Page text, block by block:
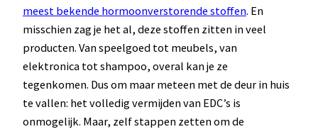
meest bekende hormoonverstorende stoffen. En
misschien zag je het al, deze stoffen zitten in veel
producten. Van speelgoed tot meubels, van
elektronica tot shampoo, overal kan je ze
tegenkomen. Dus om maar meteen met de deur in huis
te vallen: het volledig vermijden van EDC’s is
onmogelijk. Maar, zelf stappen zetten om de